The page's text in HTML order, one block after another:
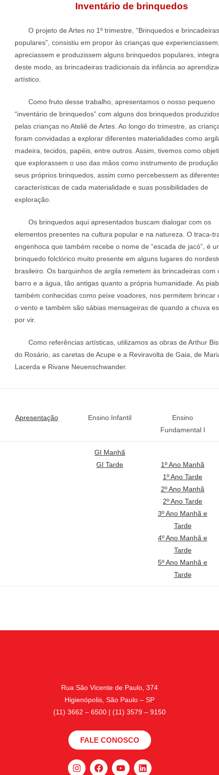
Inventário de brinquedos
O projeto de Artes no 1º trimestre, “Brinquedos e brincadeiras
populares”, consistiu em propor às crianças que
apreciassem e produzissem alguns brinquedos populares,
deste modo, as brincadeiras tradicionais da infância ao
artístico.
Como fruto desse trabalho, apresentamos o nosso pequeno
“inventário de brinquedos” com alguns dos brinquedos
pelas crianças no Ateliê de Artes. Ao longo do trimestre, as
foram convidadas a explorar diferentes materialidades como
madeira, tecidos, papéis, entre outros. Assim, tivemos como
que explorassem o uso das mãos como instrumento de
seus próprios brinquedos, assim como percebessem as
características de cada materialidade e suas possibilidades de
exploração.
Os brinquedos aqui apresentados buscam dialogar com os
elementos presentes na cultura popular e na natureza. O traca-
engenhoca que também recebe o nome de “escada de jacó”, é
brinquedo folclórico muito presente em alguns lugares do
brasileiro. Os barquinhos de argila remetem às brincadeiras com
barro e a água, tão antigas quanto a própria humanidade. As
também conhecidas como peixe voadores, nos permitem brincar
o vento e também são sábias mensageiras de quando a chuva
por vir.
Como referências artísticas, utilizamos as obras de Arthur
do Rosário, as caretas de Acupe e a Reviravolta de Gaia, de
Lacerda e Rivane Neuenschwander.
Apresentação Ensino Infantil
Ensino
Fundamental I
GI Manhã
GI Tarde
1º Ano Manhã
1º Ano Tarde
2º Ano Manhã
2º Ano Tarde
3º Ano Manhã e
Tarde
4º Ano Manhã e
Tarde
5º Ano Manhã e
Tarde
Rua São Vicente de Paulo, 374
Higienópolis, São Paulo – SP
(11) 3662 – 6500 | (11) 3579 – 9150
FALE CONOSCO